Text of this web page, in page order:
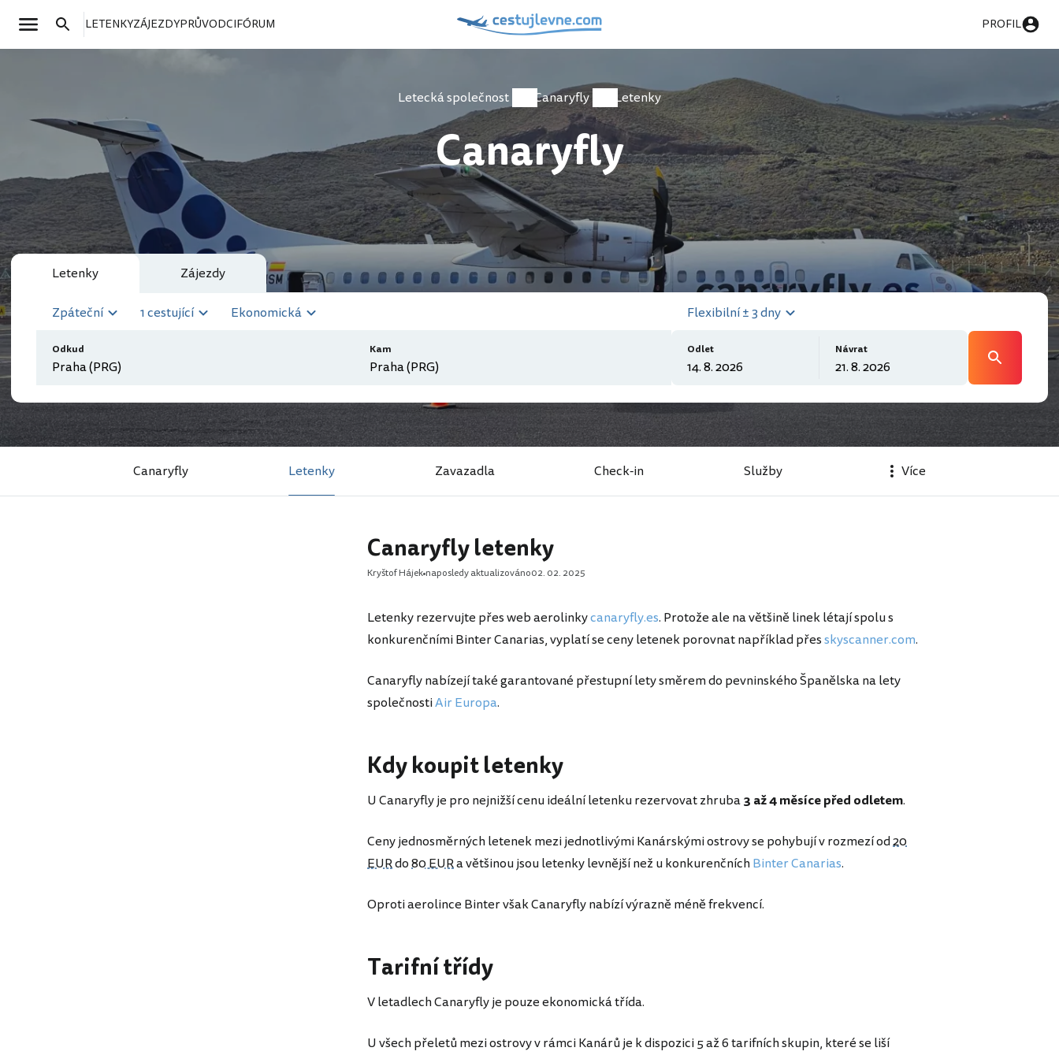
LETENKYZÁJEZDYPRŮVODCIFÓRUM PROFIL
Letecká společnost Canaryfly Letenky
Canaryfly
Letenky Zájezdy
Zpáteční 1 cestující Ekonomická
Odkud Kam
Flexibilní ± 3 dny
Odlet Návrat
Canaryfly Letenky Zavazadla Check-in Služby Více
Canaryfly letenky
Kryštof Hájek naposledy aktualizováno02. 02. 2025
Letenky rezervujte přes web aerolinkycanaryfly.es. Protože ale na většině linek létají spolu s
konkurenčními Binter Canarias, vyplatí se ceny letenek porovnat například přesskyscanner.com.
Canaryfly nabízejí také garantované přestupní lety směrem do pevninského Španělska na lety
společnostiAir Europa.
Kdy koupit letenky
U Canaryfly je pro nejnižší cenu ideální letenku rezervovat zhruba3 až 4 měsíce před odletem.
Ceny jednosměrných letenek mezi jednotlivými Kanárskými ostrovy se pohybují v rozmezí od20
EURdo80 EURa většinou jsou letenky levnější než u konkurenčníchBinter Canarias.
Oproti aerolince Binter však Canaryfly nabízí výrazně méně frekvencí.
Tarifní třídy
V letadlech Canaryfly je pouze ekonomická třída.
U všech přeletů mezi ostrovy v rámci Kanárů je k dispozici 5 až 6 tarifních skupin, které se liší